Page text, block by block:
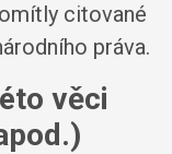
citované
práva.
věci